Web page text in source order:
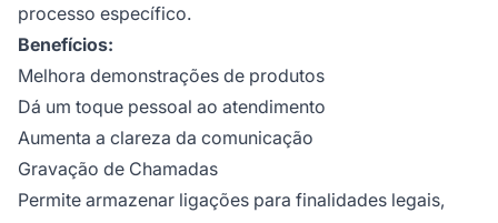
processo específico.
Benefícios:
Melhora demonstrações de produtos
Dá um toque pessoal ao atendimento
Aumenta a clareza da comunicação
Gravação de Chamadas
Permite armazenar ligações para finalidades legais,